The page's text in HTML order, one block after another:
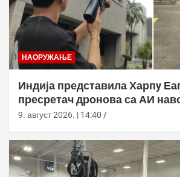
НАОРУЖАЊЕ
Индија представила Харпy
пресретач дронова са АИ
9. август 2026. | 14:40